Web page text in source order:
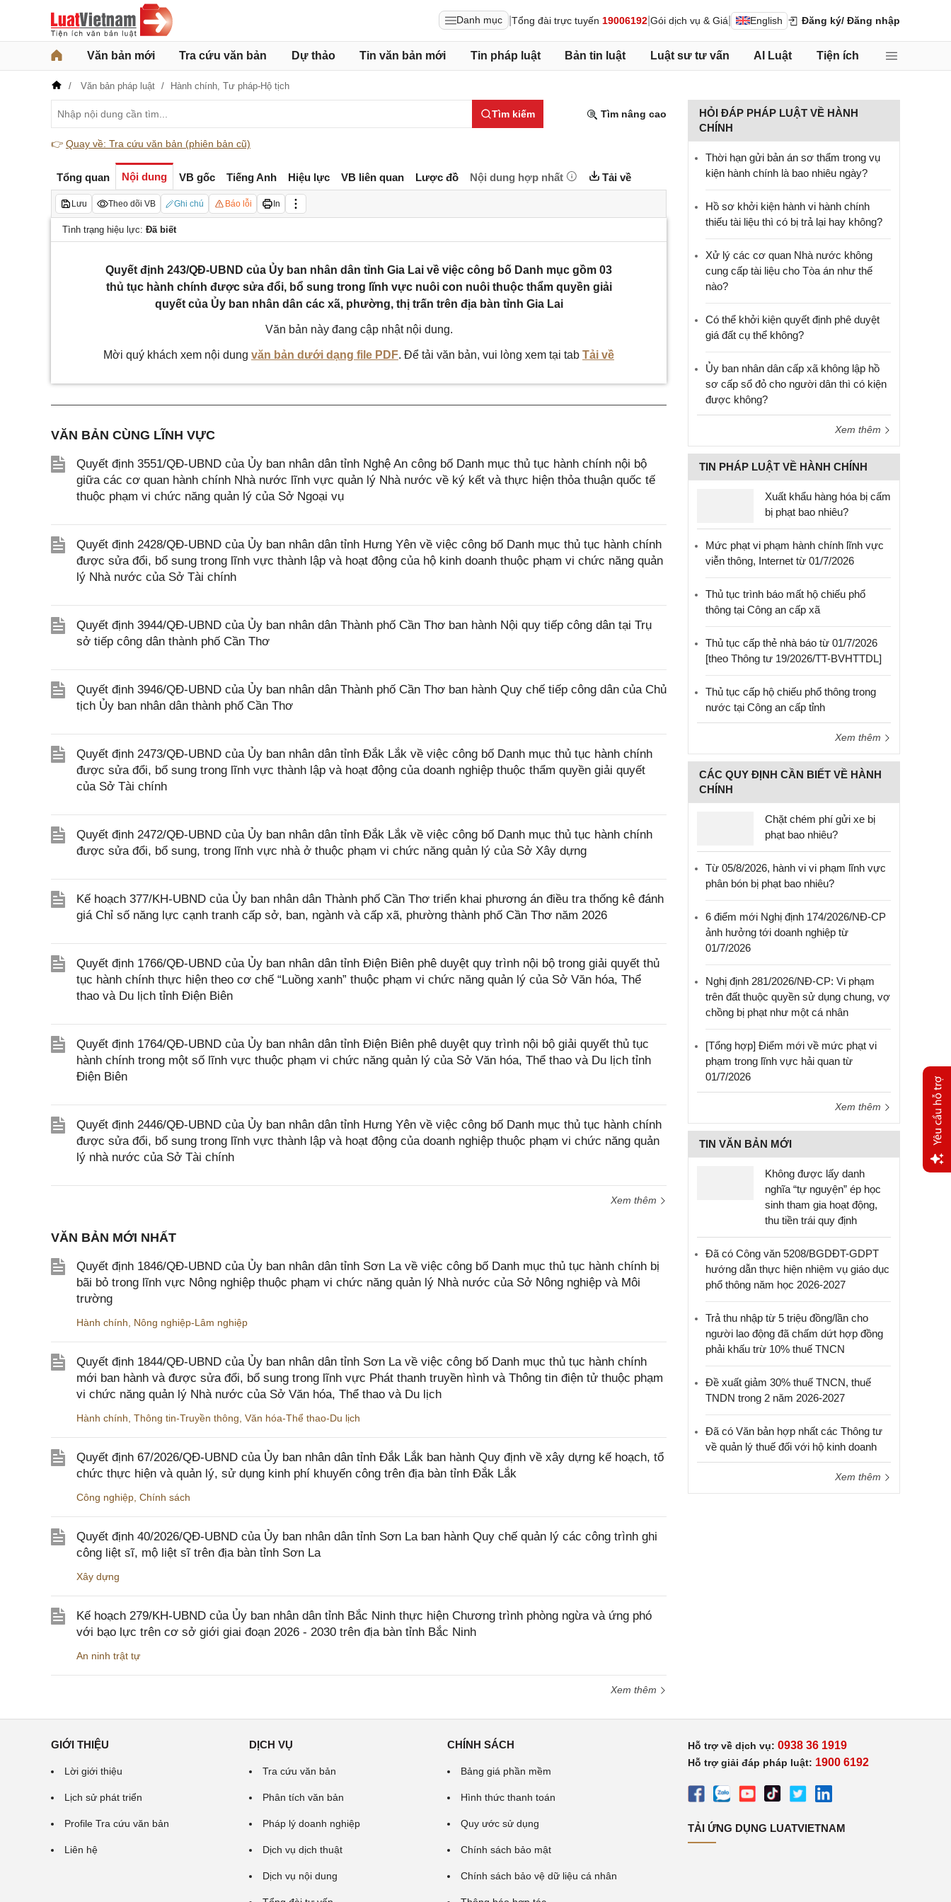
Danh mục Tổng đài trực tuyến 19006192 Gói dịch vụ & Giá English Đăng ký/ Đăng nhập
Văn bản mới Tra cứu văn bản Dự thảo Tin văn bản mới Tin pháp luật Bản tin luật Luật sư tư vấn AI Luật Tiện ích
Văn bản pháp luật Hành chính, Tư pháp-Hộ tịch
Tìm kiếm Tìm nâng cao
👉 Quay về: Tra cứu văn bản (phiên bản cũ)
Tổng quan Nội dung VB gốc Tiếng Anh Hiệu lực VB liên quan Lược đồ Nội dung hợp nhất Tải về
Lưu Theo dõi VB Ghi chú Báo lỗi In
Tình trạng hiệu lực: Đã biết
​Quyết định 243/QĐ-UBND của Ủy ban nhân dân tỉnh Gia Lai về việc công bố Danh mục gồm 03
thủ tục hành chính được sửa đổi, bổ sung trong lĩnh vực nuôi con nuôi thuộc thẩm quyền giải
quyết của Ủy ban nhân dân các xã, phường, thị trấn trên địa bàn tỉnh Gia Lai
Văn bản này đang cập nhật nội dung.
Mời quý khách xem nội dung văn bản dưới dạng file PDF. Để tải văn bản, vui lòng xem tại tab Tải về
VĂN BẢN CÙNG LĨNH VỰC
Quyết định 3551/QĐ-UBND của Ủy ban nhân dân tỉnh Nghệ An công bố Danh mục thủ tục hành chính nội bộ
giữa các cơ quan hành chính Nhà nước lĩnh vực quản lý Nhà nước về ký kết và thực hiện thỏa thuận quốc tế
thuộc phạm vi chức năng quản lý của Sở Ngoại vụ
Quyết định 2428/QĐ-UBND của Ủy ban nhân dân tỉnh Hưng Yên về việc công bố Danh mục thủ tục hành chính
được sửa đổi, bổ sung trong lĩnh vực thành lập và hoạt động của hộ kinh doanh thuộc phạm vi chức năng quản
lý Nhà nước của Sở Tài chính
Quyết định 3944/QĐ-UBND của Ủy ban nhân dân Thành phố Cần Thơ ban hành Nội quy tiếp công dân tại Trụ
sở tiếp công dân thành phố Cần Thơ
Quyết định 3946/QĐ-UBND của Ủy ban nhân dân Thành phố Cần Thơ ban hành Quy chế tiếp công dân của Chủ
tịch Ủy ban nhân dân thành phố Cần Thơ
Quyết định 2473/QĐ-UBND của Ủy ban nhân dân tỉnh Đắk Lắk về việc công bố Danh mục thủ tục hành chính
được sửa đổi, bổ sung trong lĩnh vực thành lập và hoạt động của doanh nghiệp thuộc thẩm quyền giải quyết
của Sở Tài chính
Quyết định 2472/QĐ-UBND của Ủy ban nhân dân tỉnh Đắk Lắk về việc công bố Danh mục thủ tục hành chính
được sửa đổi, bổ sung, trong lĩnh vực nhà ở thuộc phạm vi chức năng quản lý của Sở Xây dựng
Kế hoạch 377/KH-UBND của Ủy ban nhân dân Thành phố Cần Thơ triển khai phương án điều tra thống kê đánh
giá Chỉ số năng lực cạnh tranh cấp sở, ban, ngành và cấp xã, phường thành phố Cần Thơ năm 2026
Quyết định 1766/QĐ-UBND của Ủy ban nhân dân tỉnh Điện Biên phê duyệt quy trình nội bộ trong giải quyết thủ
tục hành chính thực hiện theo cơ chế “Luồng xanh” thuộc phạm vi chức năng quản lý của Sở Văn hóa, Thể
thao và Du lịch tỉnh Điện Biên
Quyết định 1764/QĐ-UBND của Ủy ban nhân dân tỉnh Điện Biên phê duyệt quy trình nội bộ giải quyết thủ tục
hành chính trong một số lĩnh vực thuộc phạm vi chức năng quản lý của Sở Văn hóa, Thể thao và Du lịch tỉnh
Điện Biên
Quyết định 2446/QĐ-UBND của Ủy ban nhân dân tỉnh Hưng Yên về việc công bố Danh mục thủ tục hành chính
được sửa đổi, bổ sung trong lĩnh vực thành lập và hoạt động của doanh nghiệp thuộc phạm vi chức năng quản
lý nhà nước của Sở Tài chính
Xem thêm
VĂN BẢN MỚI NHẤT
Quyết định 1846/QĐ-UBND của Ủy ban nhân dân tỉnh Sơn La về việc công bố Danh mục thủ tục hành chính bị
bãi bỏ trong lĩnh vực Nông nghiệp thuộc phạm vi chức năng quản lý Nhà nước của Sở Nông nghiệp và Môi
trường
Hành chính Nông nghiệp-Lâm nghiệp
Quyết định 1844/QĐ-UBND của Ủy ban nhân dân tỉnh Sơn La về việc công bố Danh mục thủ tục hành chính
mới ban hành và được sửa đổi, bổ sung trong lĩnh vực Phát thanh truyền hình và Thông tin điện tử thuộc phạm
vi chức năng quản lý Nhà nước của Sở Văn hóa, Thể thao và Du lịch
Hành chính Thông tin-Truyền thông Văn hóa-Thể thao-Du lịch
Quyết định 67/2026/QĐ-UBND của Ủy ban nhân dân tỉnh Đắk Lắk ban hành Quy định về xây dựng kế hoạch, tổ
chức thực hiện và quản lý, sử dụng kinh phí khuyến công trên địa bàn tỉnh Đắk Lắk
Công nghiệp Chính sách
Quyết định 40/2026/QĐ-UBND của Ủy ban nhân dân tỉnh Sơn La ban hành Quy chế quản lý các công trình ghi
công liệt sĩ, mộ liệt sĩ trên địa bàn tỉnh Sơn La
Xây dựng
Kế hoạch 279/KH-UBND của Ủy ban nhân dân tỉnh Bắc Ninh thực hiện Chương trình phòng ngừa và ứng phó
với bạo lực trên cơ sở giới giai đoạn 2026 - 2030 trên địa bàn tỉnh Bắc Ninh
An ninh trật tự
Xem thêm
HỎI ĐÁP PHÁP LUẬT VỀ HÀNH
CHÍNH
Thời hạn gửi bản án sơ thẩm trong vụ
kiện hành chính là bao nhiêu ngày?
Hồ sơ khởi kiện hành vi hành chính
thiếu tài liệu thì có bị trả lại hay không?
Xử lý các cơ quan Nhà nước không
cung cấp tài liệu cho Tòa án như thế
nào?
Có thể khởi kiện quyết định phê duyệt
giá đất cụ thể không?
Ủy ban nhân dân cấp xã không lập hồ
sơ cấp sổ đỏ cho người dân thì có kiện
được không?
Xem thêm
TIN PHÁP LUẬT VỀ HÀNH CHÍNH
Xuất khẩu hàng hóa bị cấm
bị phạt bao nhiêu?
Mức phạt vi phạm hành chính lĩnh vực
viễn thông, Internet từ 01/7/2026
Thủ tục trình báo mất hộ chiếu phổ
thông tại Công an cấp xã
Thủ tục cấp thẻ nhà báo từ 01/7/2026
[theo Thông tư 19/2026/TT-BVHTTDL]
Thủ tục cấp hộ chiếu phổ thông trong
nước tại Công an cấp tỉnh
Xem thêm
CÁC QUY ĐỊNH CẦN BIẾT VỀ HÀNH
CHÍNH
Chặt chém phí gửi xe bị
phạt bao nhiêu?
Từ 05/8/2026, hành vi vi phạm lĩnh vực
phân bón bị phạt bao nhiêu?
6 điểm mới Nghị định 174/2026/NĐ-CP
ảnh hưởng tới doanh nghiệp từ
01/7/2026
Nghị định 281/2026/NĐ-CP: Vi phạm
trên đất thuộc quyền sử dụng chung, vợ
chồng bị phạt như một cá nhân
[Tổng hợp] Điểm mới về mức phạt vi
phạm trong lĩnh vực hải quan từ
01/7/2026
Xem thêm
TIN VĂN BẢN MỚI
Không được lấy danh
nghĩa “tự nguyện” ép học
sinh tham gia hoạt động,
thu tiền trái quy định
Đã có Công văn 5208/BGDĐT-GDPT
hướng dẫn thực hiện nhiệm vụ giáo dục
phổ thông năm học 2026-2027
Trả thu nhập từ 5 triệu đồng/lần cho
người lao động đã chấm dứt hợp đồng
phải khấu trừ 10% thuế TNCN
Đề xuất giảm 30% thuế TNCN, thuế
TNDN trong 2 năm 2026-2027
Đã có Văn bản hợp nhất các Thông tư
về quản lý thuế đối với hộ kinh doanh
Xem thêm
GIỚI THIỆU
Lời giới thiệu
Lịch sử phát triển
Profile Tra cứu văn bản
Liên hệ
DỊCH VỤ
Tra cứu văn bản
Phân tích văn bản
Pháp lý doanh nghiệp
Dịch vụ dịch thuật
Dịch vụ nội dung
CHÍNH SÁCH
Bảng giá phần mềm
Hình thức thanh toán
Quy ước sử dụng
Chính sách bảo mật
Chính sách bảo vệ dữ liệu cá nhân
Hỗ trợ về dịch vụ: 0938 36 1919
Hỗ trợ giải đáp pháp luật: 1900 6192
TẢI ỨNG DỤNG LUATVIETNAM